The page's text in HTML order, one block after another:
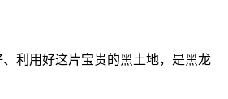
利用好这片宝贵的黑土地，是黑龙